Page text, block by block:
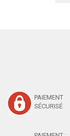
PAIEMENT
SÉCURISÉ